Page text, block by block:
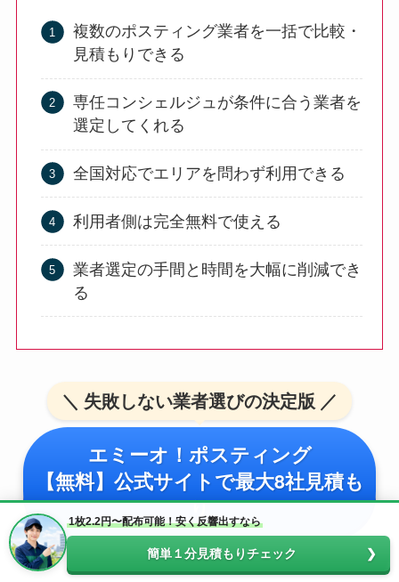
複数のポスティング業者を一括で比較・
見積もりできる
専任コンシェルジュが条件に合う業者を
選定してくれる
全国対応でエリアを問わず利用できる
利用者側は完全無料で使える
業者選定の手間と時間を大幅に削減でき
る
＼ 失敗しない業者選びの決定版 ／
エミーオ！ポスティング
【無料】公式サイトで最大8社見積も
り
1枚2.2円〜配布可能！安く反響出すなら
簡単１分見積もりチェック